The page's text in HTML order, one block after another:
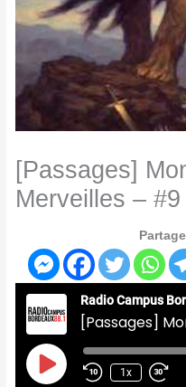
[Passages]
Merveilles –
Radio Campus
Play
Episode
1x